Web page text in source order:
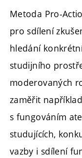
Metoda Pro-
pro sdílení
hledání
studijního
moderovaných
zaměřit
s fungováním
studujících,
vazby i sdílení